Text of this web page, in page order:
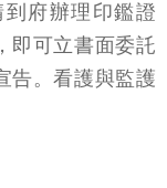
府辦理印鑑證
即可立書面委託
告。看護與監護